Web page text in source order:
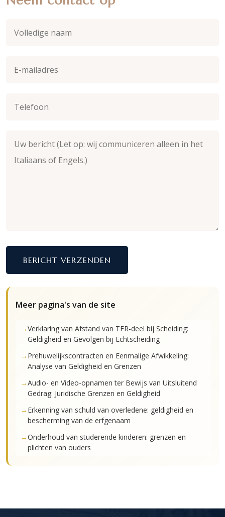
BERICHT VERZENDEN
Meer pagina's van de site
Verklaring van Afstand van TFR-deel bij Scheiding:
Geldigheid en Gevolgen bij Echtscheiding
Prehuwelijkscontracten en Eenmalige Afwikkeling:
Analyse van Geldigheid en Grenzen
Audio- en Video-opnamen ter Bewijs van Uitsluitend
Gedrag: Juridische Grenzen en Geldigheid
Erkenning van schuld van overledene: geldigheid en
bescherming van de erfgenaam
Onderhoud van studerende kinderen: grenzen en
plichten van ouders